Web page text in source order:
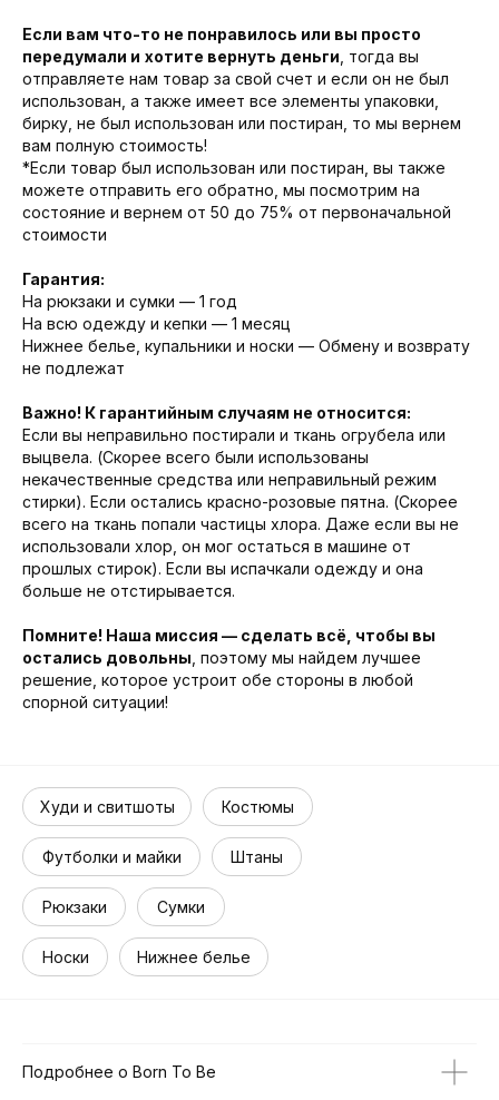
Если вам что-то не понравилось или вы просто
передумали и хотите вернуть деньги , тогда вы
отправляете нам товар за свой счет и если он не был
использован, а также имеет все элементы упаковки,
бирку, не был использован или постиран, то мы вернем
вам полную стоимость!
*Если товар был использован или постиран, вы также
можете отправить его обратно, мы посмотрим на
состояние и вернем от 50 до 75% от первоначальной
стоимости
Гарантия:
На рюкзаки и сумки — 1 год
На всю одежду и кепки — 1 месяц
Нижнее белье, купальники и носки — Обмену и возврату
не подлежат
Важно! К гарантийным случаям не относится:
Если вы неправильно постирали и ткань огрубела или
выцвела. (Скорее всего были использованы
некачественные средства или неправильный режим
стирки). Если остались красно-розовые пятна. (Скорее
всего на ткань попали частицы хлора. Даже если вы не
использовали хлор, он мог остаться в машине от
прошлых стирок). Если вы испачкали одежду и она
больше не отстирывается.
Помните! Наша миссия — сделать всё, чтобы вы
остались довольны , поэтому мы найдем лучшее
решение, которое устроит обе стороны в любой
спорной ситуации!
Худи и свитшоты
Футболки и майки Штаны
Костюмы
Рюкзаки Сумки
Носки Нижнее белье
Подробнее о Born To Be